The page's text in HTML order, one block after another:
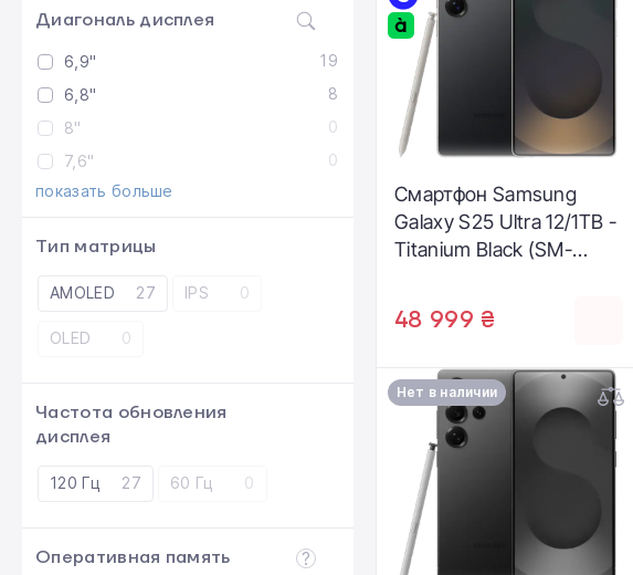
Диагональ дисплея
6,9"
19
6,8"
8
8"
0
7,6"
0
показать больше
Тип матрицы
AMOLED 27 IPS 0
OLED 0
Частота обновления
дисплея
120 Гц 27 60 Гц 0
Оперативная память
Смартфон Samsung
Galaxy S25 Ultra 12/1TB -
Titanium Black (SM-
48 999 ₴
Нет в наличии